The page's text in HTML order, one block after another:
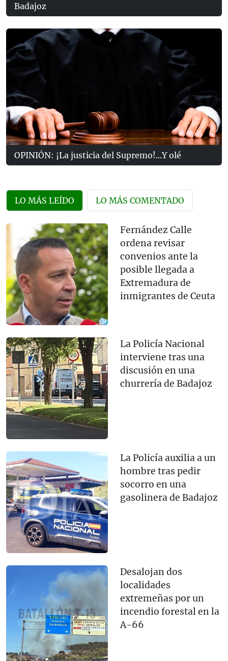
Badajoz
OPINIÓN: ¡La justicia del Supremo!...Y olé
LO MÁS LEÍDO LO MÁS COMENTADO
Fernández Calle
ordena revisar
convenios ante la
posible llegada a
Extremadura de
inmigrantes de Ceuta
La Policía Nacional
interviene tras una
discusión en una
churrería de Badajoz
La Policía auxilia a un
hombre tras pedir
socorro en una
gasolinera de Badajoz
Desalojan dos
localidades
extremeñas por un
incendio forestal en la
A-66